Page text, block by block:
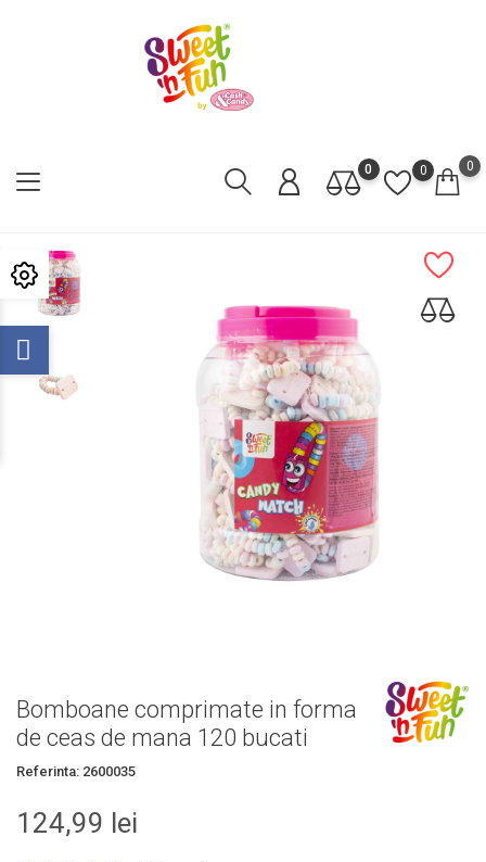
0 0 0
Bomboane comprimate in forma
de ceas de mana 120 bucati
Referinta: 2600035
124,99 lei